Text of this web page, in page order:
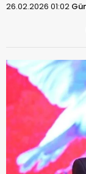
26.02.2026 01:02